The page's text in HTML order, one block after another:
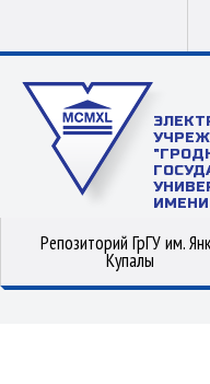
Репозиторий ГрГУ им.
Купалы